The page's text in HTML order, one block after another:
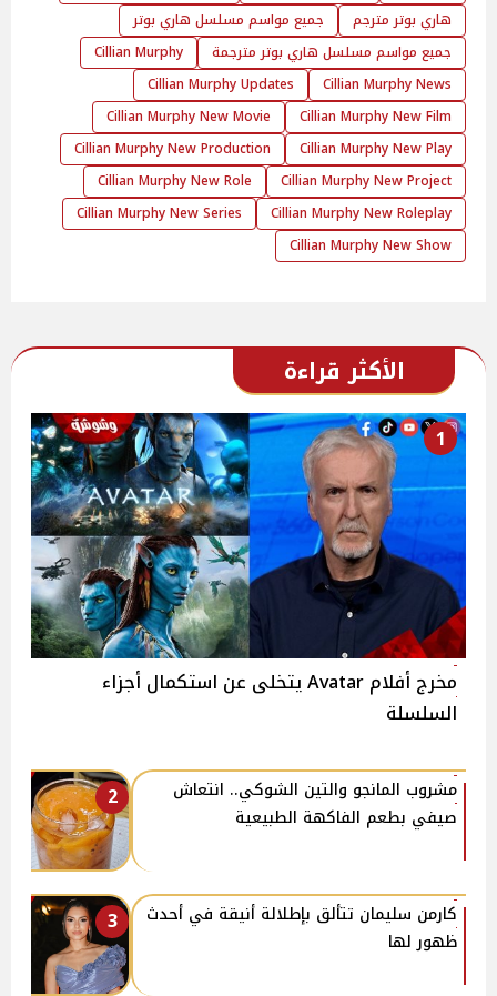
هاري بوتر مترجم
جميع مواسم مسلسل هاري بوتر
جميع مواسم مسلسل هاري بوتر مترجمة
Cillian Murphy
Cillian Murphy News
Cillian Murphy Updates
Cillian Murphy New Film
Cillian Murphy New Movie
Cillian Murphy New Play
Cillian Murphy New Production
Cillian Murphy New Project
Cillian Murphy New Role
Cillian Murphy New Roleplay
Cillian Murphy New Series
Cillian Murphy New Show
الأكثر قراءة
1
مخرج أفلام Avatar يتخلى عن استكمال أجزاء
السلسلة
2
مشروب المانجو والتين الشوكي.. انتعاش
صيفي بطعم الفاكهة الطبيعية
3
كارمن سليمان تتألق بإطلالة أنيقة في أحدث
ظهور لها